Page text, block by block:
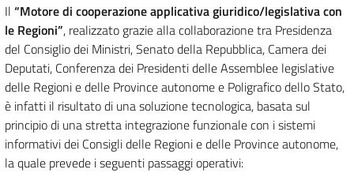
Il “Motore di cooperazione applicativa giuridico/legislativa con
le Regioni”, realizzato grazie alla collaborazione tra Presidenza
del Consiglio dei Ministri, Senato della Repubblica, Camera dei
Deputati, Conferenza dei Presidenti delle Assemblee legislative
delle Regioni e delle Province autonome e Poligrafico dello Stato,
è infatti il risultato di una soluzione tecnologica, basata sul
principio di una stretta integrazione funzionale con i sistemi
informativi dei Consigli delle Regioni e delle Province autonome,
la quale prevede i seguenti passaggi operativi: